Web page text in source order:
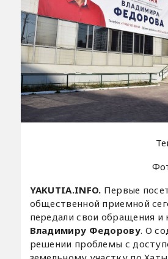
YAKUTIA.INFO. Первые
общественной приемной
передали свои обращения и
Владимиру Федорову. О
решении проблемы с